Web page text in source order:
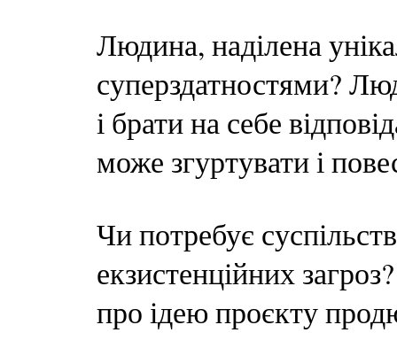
Людина, наділена
суперздатностями?
і брати на себе
може згуртувати і
Чи потребує
екзистенційних
про ідею проєкту